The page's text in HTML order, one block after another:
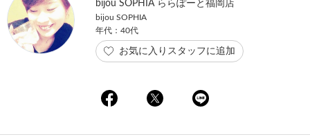
bijou SOPHIA ららぽーと福岡店
bijou SOPHIA
年代：40代
お気に入りスタッフに追加